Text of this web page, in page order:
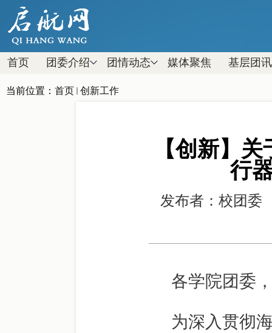
首页 团委介绍 团情动态 媒体聚焦 基层团讯
当前位置： 首页 创新工作
【创新】
行
发布者：校团
各学院团委
为深入贯彻